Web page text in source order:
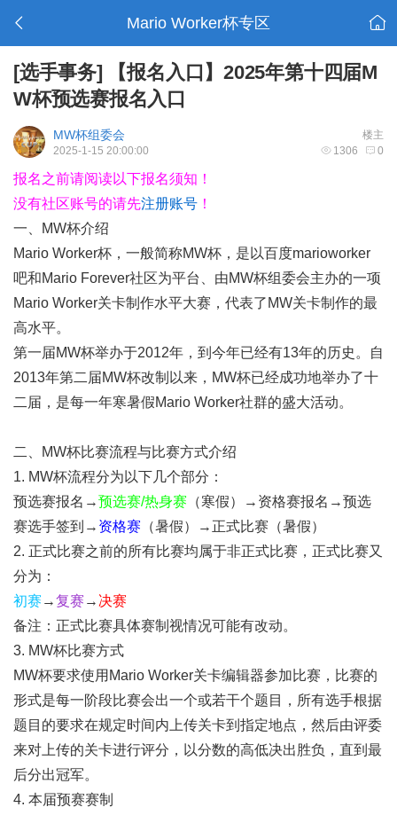
Mario Worker杯专区
[选手事务] 【报名入口】2025年第十四届M
W杯预选赛报名入口
楼主
MW杯组委会
1306 0
2025-1-15 20:00:00
报名之前请阅读以下报名须知！
没有社区账号的请先注册账号 ！
一、MW杯介绍
Mario Worker杯，一般简称MW杯，是以百度marioworker
吧和Mario Forever社区为平台、由MW杯组委会主办的一项
Mario Worker关卡制作水平大赛，代表了MW关卡制作的最
高水平。
第一届MW杯举办于2012年，到今年已经有13年的历史。自
2013年第二届MW杯改制以来，MW杯已经成功地举办了十
二届，是每一年寒暑假Mario Worker社群的盛大活动。
二、MW杯比赛流程与比赛方式介绍
1. MW杯流程分为以下几个部分：
预选赛报名→预选赛/热身赛 （寒假）→资格赛报名→预选
赛选手签到→ 资格赛 （暑假）→正式比赛（暑假）
2. 正式比赛之前的所有比赛均属于非正式比赛，正式比赛又
分为：
初赛 →复赛 → 决赛
备注：正式比赛具体赛制视情况可能有改动。
3. MW杯比赛方式
MW杯要求使用Mario Worker关卡编辑器参加比赛，比赛的
形式是每一阶段比赛会出一个或若干个题目，所有选手根据
题目的要求在规定时间内上传关卡到指定地点，然后由评委
来对上传的关卡进行评分，以分数的高低决出胜负，直到最
后分出冠军。
4. 本届预赛赛制